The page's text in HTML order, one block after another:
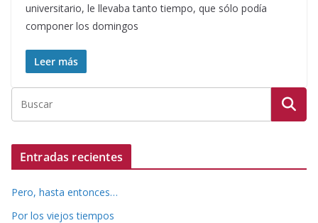
universitario, le llevaba tanto tiempo, que sólo podía
componer los domingos
Leer más
Entradas recientes
Pero, hasta entonces…
Por los viejos tiempos